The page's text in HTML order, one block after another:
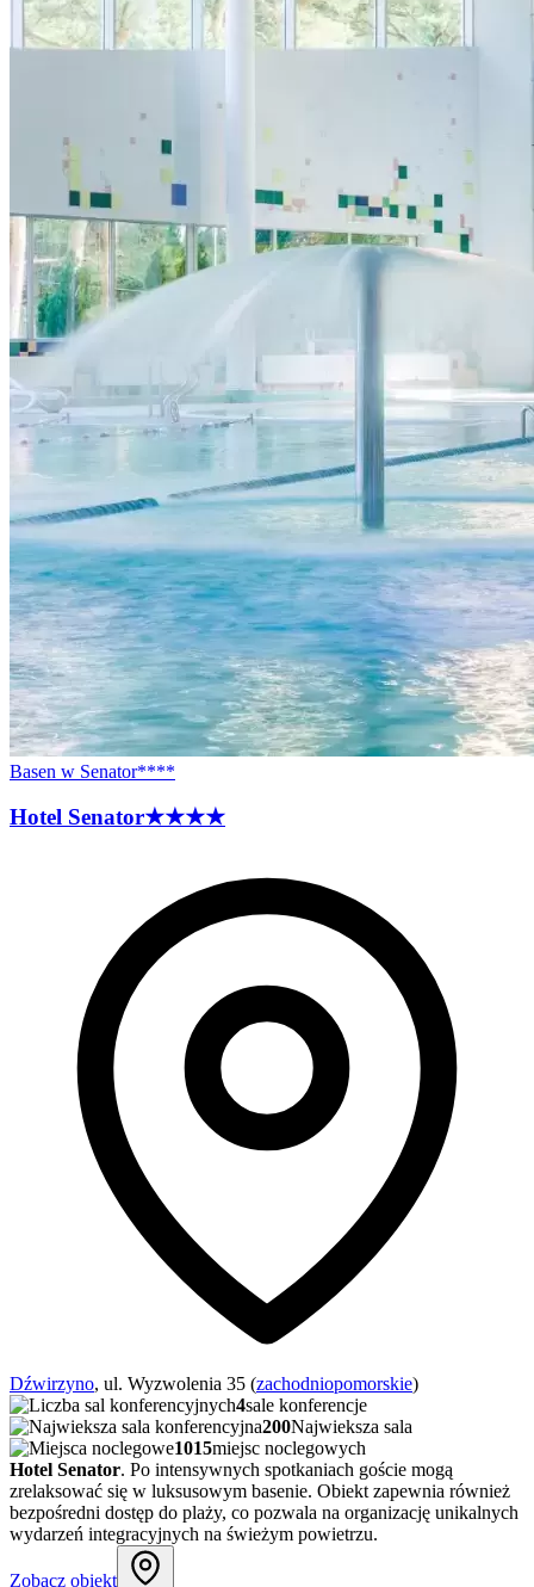
Basen w Senator****
Hotel Senator★★★★
Dźwirzyno, ul. Wyzwolenia 35 (zachodniopomorskie)
4sale konferencje
200Najwieksza sala
1015miejsc noclegowych
Hotel Senator. Po intensywnych spotkaniach goście mogą
zrelaksować się w luksusowym basenie. Obiekt zapewnia również
bezpośredni dostęp do plaży, co pozwala na organizację unikalnych
wydarzeń integracyjnych na świeżym powietrzu.
Zobacz obiekt